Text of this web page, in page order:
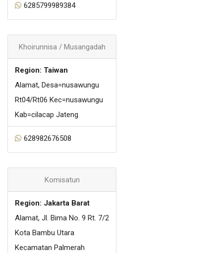
6285799989384
Khoirunnisa / Musangadah
Region: Taiwan
Alamat, Desa=nusawungu
Rt04/Rt06 Kec=nusawungu
Kab=cilacap Jateng
628982676508
Komisatun
Region: Jakarta Barat
Alamat, Jl. Bima No. 9 Rt. 7/2
Kota Bambu Utara
Kecamatan Palmerah